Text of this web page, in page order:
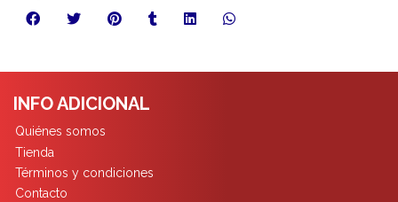
INFO ADICIONAL
Quiénes somos
Tienda
Términos y condiciones
Contacto